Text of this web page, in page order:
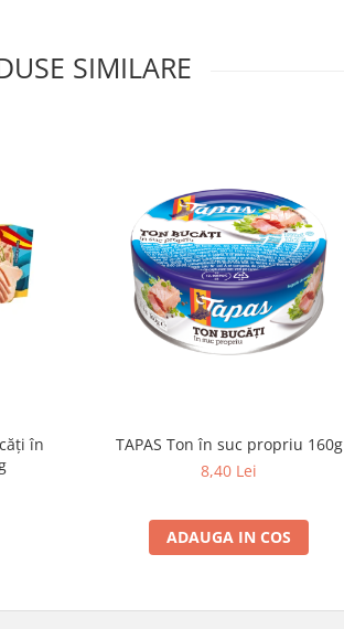
SIMILARE
în
TAPAS Ton în suc propriu 160g
8,40 Lei
ADAUGA IN COS